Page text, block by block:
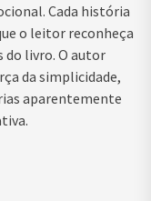
Cada história
o leitor reconheça
do livro. O autor
da simplicidade,
aparentemente